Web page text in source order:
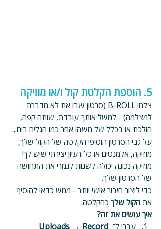
5. הוספת הקלטת קול ו/או מוזיקה
צלמי B-ROLL (סרטון שבו את לא מדברת
למצלמה) - למשל אותך עובדת, שותה קפה,
הולכת או בכלל של משהו אחר כמו הגלים בים...
על גבי הסרטון הוסיפי הקלטה של הקול שלך,
מוזיקה, אלמנטים או כל רעיון יצירתי שיש לך!
מוזיקה נכונה יכולה לשנות לגמרי את התחושה
של הסרטון שלך.
כדי ליצור חיבור אישי יותר - ממש כדאי להוסיף
את הקול שלך כהקלטה.
איך עושים את זה?
עברי ל־ Uploads → Record